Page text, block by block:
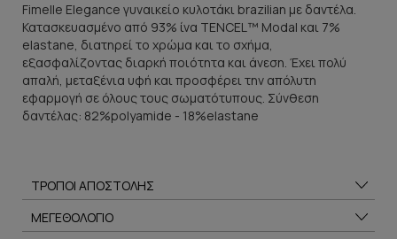
Fimelle Elegance γυναικείο κυλοτάκι brazilian με δαντέλα.
Κατασκευασμένο από 93% ίνα TENCEL™ Modal και 7%
elastane, διατηρεί το χρώμα και το σχήμα,
εξασφαλίζοντας διαρκή ποιότητα και άνεση. Έχει πολύ
απαλή, μεταξένια υφή και προσφέρει την απόλυτη
εφαρμογή σε όλους τους σωματότυπους. Σύνθεση
δαντέλας: 82%polyamide - 18%elastane
ΤΡΟΠΟΙ ΑΠΟΣΤΟΛΗΣ
ΜΕΓΕΘΟΛΟΓΙΟ